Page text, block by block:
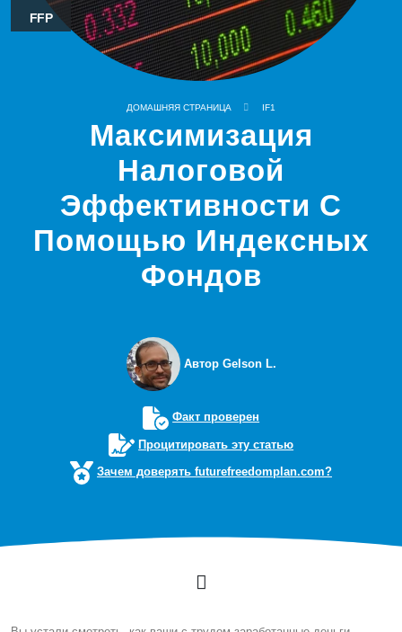
FFP
ДОМАШНЯЯ СТРАНИЦА IF1
Максимизация
Налоговой
Эффективности С
Помощью Индексных
Фондов
Автор Gelson L.
Факт проверен
Процитировать эту статью
Зачем доверять futurefreedomplan.com?